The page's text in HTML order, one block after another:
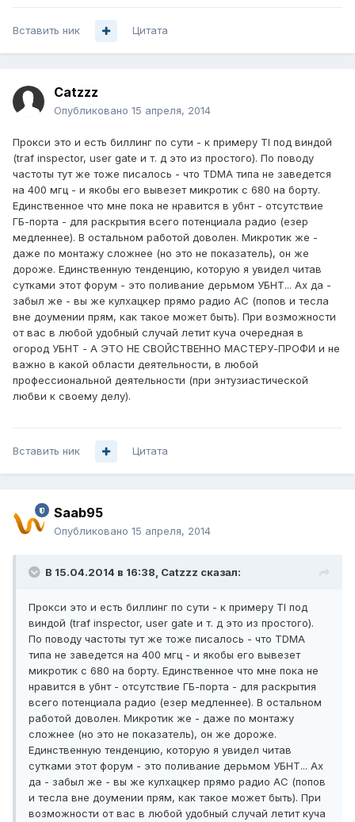
Вставить ник Цитата
Catzzz
Опубликовано 15 апреля, 2014
Прокси это и есть биллинг по сути - к примеру TI под виндой
(traf inspector, user gate и т. д это из простого). По поводу
частоты тут же тоже писалось - что TDMA типа не заведется
на 400 мгц - и якобы его вывезет микротик с 680 на борту.
Единственное что мне пока не нравится в убнт - отсутствие
ГБ-порта - для раскрытия всего потенциала радио (езер
медленнее). В остальном работой доволен. Микротик же -
даже по монтажу сложнее (но это не показатель), он же
дороже. Единственную тенденцию, которую я увидел читав
сутками этот форум - это поливание дерьмом УБНТ... Ах да -
забыл же - вы же кулхацкер прямо радио АС (попов и тесла
вне доумении прям, как такое может быть). При возможности
от вас в любой удобный случай летит куча очередная в
огород УБНТ - А ЭТО НЕ СВОЙСТВЕННО МАСТЕРУ-ПРОФИ и не
важно в какой области деятельности, в любой
профессиональной деятельности (при энтузиастической
любви к своему делу).
Вставить ник Цитата
Saab95
Опубликовано 15 апреля, 2014
В 15.04.2014 в 16:38, Catzzz сказал:
Прокси это и есть биллинг по сути - к примеру TI под
виндой (traf inspector, user gate и т. д это из простого).
По поводу частоты тут же тоже писалось - что TDMA
типа не заведется на 400 мгц - и якобы его вывезет
микротик с 680 на борту. Единственное что мне пока не
нравится в убнт - отсутствие ГБ-порта - для раскрытия
всего потенциала радио (езер медленнее). В остальном
работой доволен. Микротик же - даже по монтажу
сложнее (но это не показатель), он же дороже.
Единственную тенденцию, которую я увидел читав
сутками этот форум - это поливание дерьмом УБНТ... Ах
да - забыл же - вы же кулхацкер прямо радио АС (попов
и тесла вне доумении прям, как такое может быть). При
возможности от вас в любой удобный случай летит куча